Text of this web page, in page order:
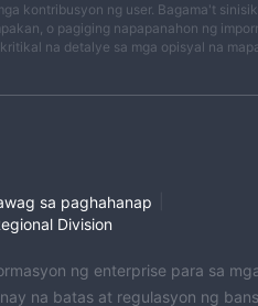
kontribusyon ng user. Bagama't
o pagiging napapanahon ng
na detalye sa mga opisyal na
sa paghahanap
Division
ng enterprise para sa
na batas at regulasyon ng